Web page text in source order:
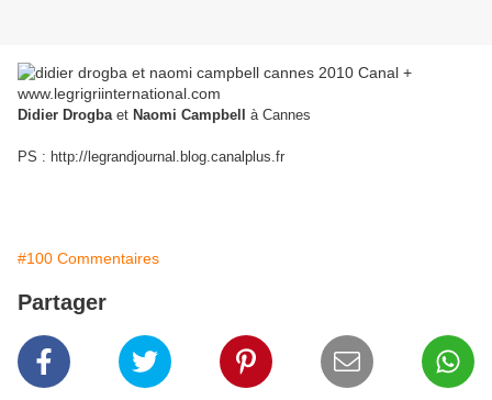
Didier Drogbaet Naomi Campbell à Cannes
PS : http://legrandjournal.blog.canalplus.fr
#100 Commentaires
Partager